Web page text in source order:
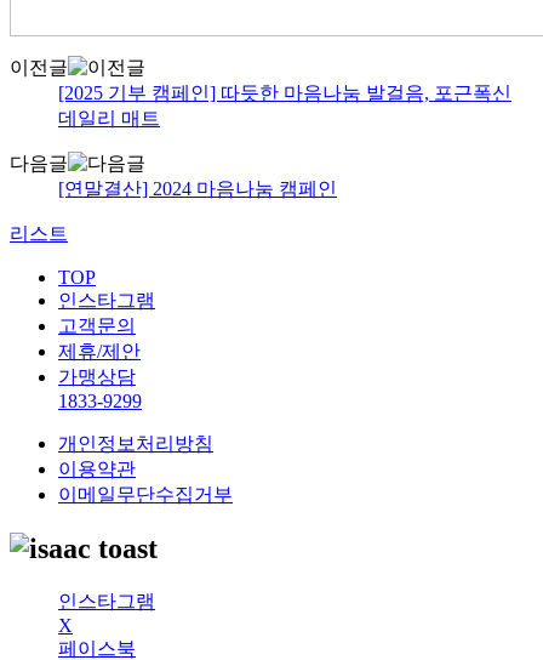
이전글
[2025 기부 캠페인] 따듯한 마음나눔 발걸음, 포근폭신
데일리 매트
다음글
[연말결산] 2024 마음나눔 캠페인
리스트
TOP
인스타그램
고객문의
제휴/제안
가맹상담
1833-9299
개인정보처리방침
이용약관
이메일무단수집거부
인스타그램
X
페이스북